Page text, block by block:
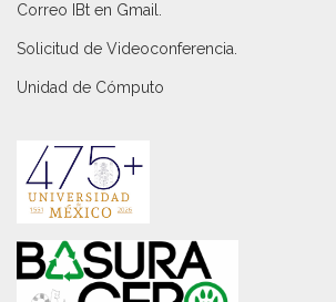
Correo IBt en Gmail
Solicitud de Videoconferencia.
Unidad de Cómputo